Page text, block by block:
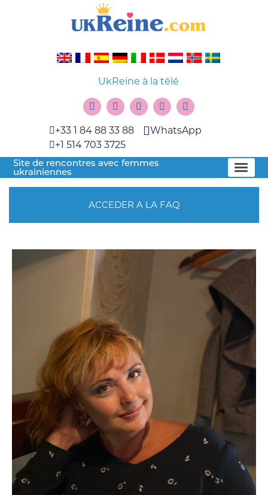
UkReine à la télé
+33 1 84 88 33 88
+1 514 703 3725
WhatsApp
Site de rencontres avec femmes
ukrainiennes
ACCEDER A LA FAQ